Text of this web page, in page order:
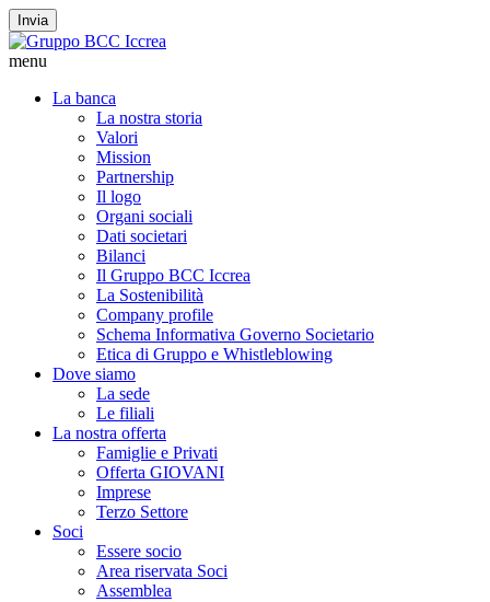
Invia
menu
La banca
La nostra storia
Valori
Mission
Partnership
Il logo
Organi sociali
Dati societari
Bilanci
Il Gruppo BCC Iccrea
La Sostenibilità
Company profile
Schema Informativa Governo Societario
Etica di Gruppo e Whistleblowing
Dove siamo
La sede
Le filiali
La nostra offerta
Famiglie e Privati
Offerta GIOVANI
Imprese
Terzo Settore
Soci
Essere socio
Area riservata Soci
Assemblea